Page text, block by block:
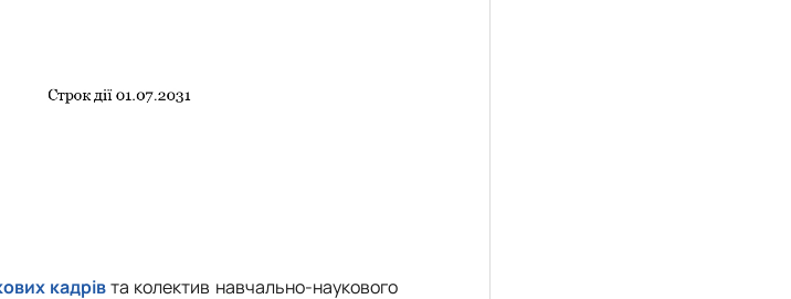
кадрівта колектив навчально-наукового